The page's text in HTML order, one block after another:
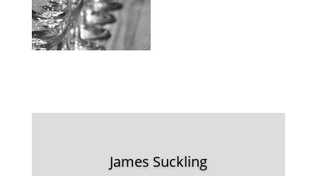
James Suckling